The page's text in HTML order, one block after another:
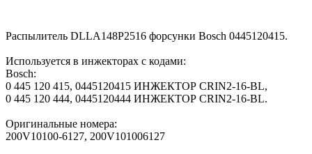
Распылитель DLLA148P2516 форсунки Bosch 0445120415.
Используется в инжекторах с кодами:
Bosch:
0 445 120 415, 0445120415 ИНЖЕКТОР CRIN2-16-BL,
0 445 120 444, 0445120444 ИНЖЕКТОР CRIN2-16-BL.
Оригинальные номера:
200V10100-6127, 200V101006127